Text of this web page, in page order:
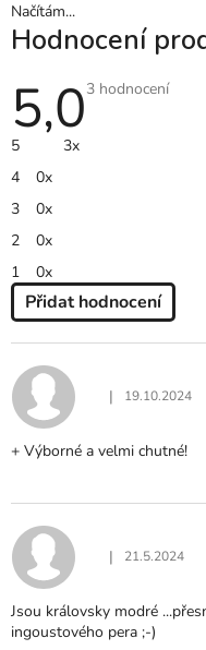
Načítám...
Hodnocení
5,0Průměrné
3 hodnocení
5
3x
4
0x
3
0x
2
0x
1
0x
Přidat hodnocení
P
I
S
O
N
O
C
E
Í
Hodnocení
| 19.10.2024
+ Výborné a velmi chutné!
Hodnocení
| 21.5.2024
Jsou královsky modré
ingoustového pera ;-)